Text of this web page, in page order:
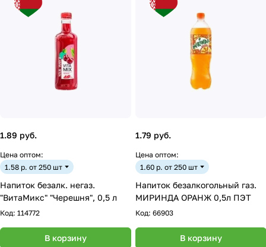
1.89 руб.
Цена оптом:
1.58 р. от 250 шт
Напиток безалк. негаз.
"ВитаМикс" "Черешня", 0,5 л
Код: 114772
В корзину
1.79 руб.
Цена оптом:
1.60 р. от 250 шт
Напиток безалкогольный газ.
МИРИНДА ОРАНЖ 0,5л ПЭТ
Код: 66903
В корзину